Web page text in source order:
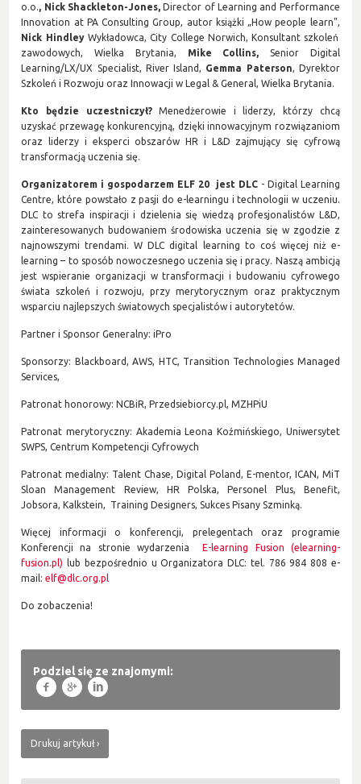
o.o., Nick Shackleton-Jones,Director of Learning and Performance
Innovation at PA Consulting Group, autor książki „How people learn",
Nick Hindley Wykładowca, City College Norwich, Konsultant szkoleń
zawodowych, Wielka Brytania, Mike Collins, Senior Digital
Learning/LX/UX Specialist, River Island, Gemma Paterson, Dyrektor
Szkoleń i Rozwoju oraz Innowacji w Legal & General, Wielka Brytania.
Kto będzie uczestniczył?Menedżerowie i liderzy, którzy chcą
uzyskać przewagę konkurencyjną, dzięki innowacyjnym rozwiązaniom
oraz liderzy i eksperci obszarów HR i L&D zajmujący się cyfrową
transformacją uczenia się.
Organizatorem i gospodarzem ELF 20 jest DLC - Digital Learning
Centre, które powstało z pasji do e-learningu i technologii w uczeniu.
DLC to strefa inspiracji i dzielenia się wiedzą profesjonalistów L&D,
zainteresowanych budowaniem środowiska uczenia się w zgodzie z
najnowszymi trendami. W DLC digital learning to coś więcej niż e-
learning – to sposób nowoczesnego uczenia się i pracy. Naszą ambicją
jest wspieranie organizacji w transformacji i budowaniu cyfrowego
świata szkoleń i rozwoju, przy merytorycznym oraz praktycznym
wsparciu najlepszych światowych specjalistów i autorytetów.
Partner i Sponsor Generalny: iPro
Sponsorzy: Blackboard, AWS, HTC, Transition Technologies Managed
Services,
Patronat honorowy: NCBiR, Przedsiebiorcy.pl, MZHPiU
Patronat merytoryczny: Akademia Leona Koźmińskiego, Uniwersytet
SWPS, Centrum Kompetencji Cyfrowych
Patronat medialny: Talent Chase, Digital Poland, E-mentor, ICAN, MiT
Sloan Management Review, HR Polska, Personel Plus, Benefit,
Jobsora, Kalkstein, Training Designers, Sukces Pisany Szminką.
Więcej informacji o konferencji, prelegentach oraz programie
Konferencji na stronie wydarzeniaE-learning Fusion (elearning-
fusion.pl) lub bezpośrednio u Organizatora DLC: tel. 786 984 808 e-
mail:elf@dlc.org.pl
Do zobaczenia!
Podziel się ze znajomymi:
f g l
Drukuj artykuł